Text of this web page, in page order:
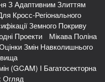
З Адаптивним Злиттям
Кросс-Регіонального
Земного Покриву
Проекти
Мікава Поліна
Змін Навколишнього
(GCAM) І Багатосекторна
Огляд